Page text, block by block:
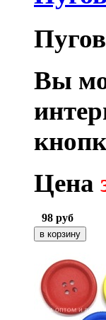
Вы
Цена
98 руб